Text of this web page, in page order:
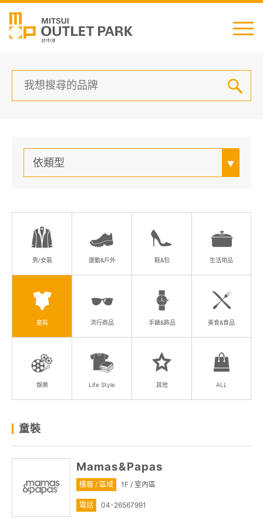
關於我們
APP會員專區
依類型
男/女裝 運動&戶外 鞋&包 生活用品
童裝 流行商品 手錶&飾品 美食&食品
娛樂 Life Style 其他 ALL
童裝
Mamas&Papas
樓層 / 區域 1F / 室內區
電話 04-26567991